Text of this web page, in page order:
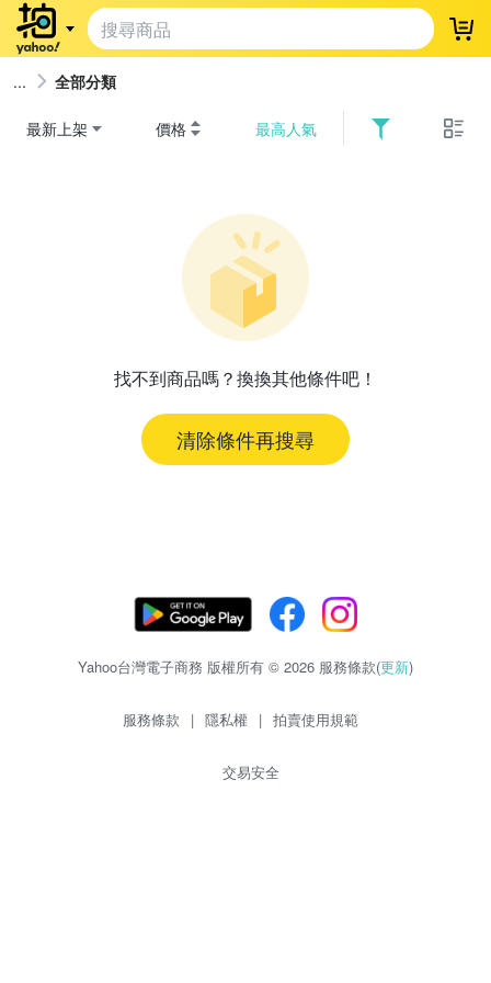
登
全部分類
最新上架 價格 最高人氣
找不到商品嗎？換換其他條件吧！
清除條件再搜尋
Yahoo台灣電子商務 版權所有 © 2026 服務條款(更新)
服務條款 | 隱私權 | 拍賣使用規範
交易安全